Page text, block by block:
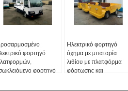
φορτηγό
φορτηγό
Ηλεκτρικό φορτηγό
όχημα με μπαταρία
λιθίου με πλατφόρμα
φόρτωσης και